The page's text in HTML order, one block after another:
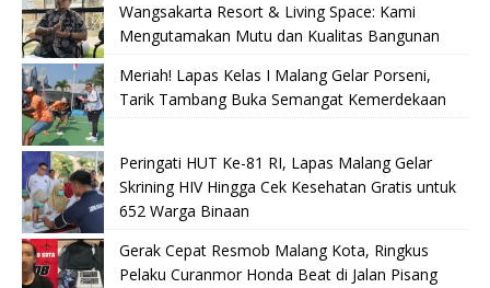
Wangsakarta Resort & Living Space: Kami
Mengutamakan Mutu dan Kualitas Bangunan
Meriah! Lapas Kelas I Malang Gelar Porseni,
Tarik Tambang Buka Semangat Kemerdekaan
Peringati HUT Ke-81 RI, Lapas Malang Gelar
Skrining HIV Hingga Cek Kesehatan Gratis untuk
652 Warga Binaan
Gerak Cepat Resmob Malang Kota, Ringkus
Pelaku Curanmor Honda Beat di Jalan Pisang